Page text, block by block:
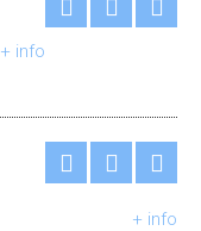
+ info
+ info